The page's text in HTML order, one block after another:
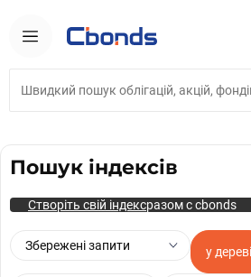
Пошук індексів
Створіть свій індексразом с cbonds
Збережені запити у дереві